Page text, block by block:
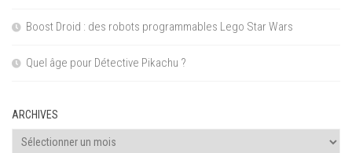
Boost Droid : des robots programmables Lego Star Wars
Quel âge pour Détective Pikachu ?
ARCHIVES
Archives